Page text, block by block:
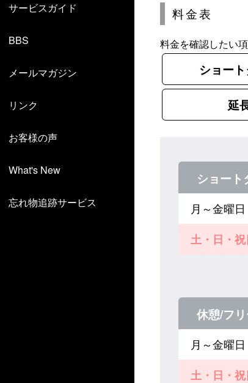
サービスガイド
BBS
メールマガジン
リンク
お客様の声
What's New
忘れ物追跡サービス
料金表
料金を確認したい
ショー
延
ショート
月～金曜日
土・日・祝
休憩/フ
月～金曜日
土・日・祝